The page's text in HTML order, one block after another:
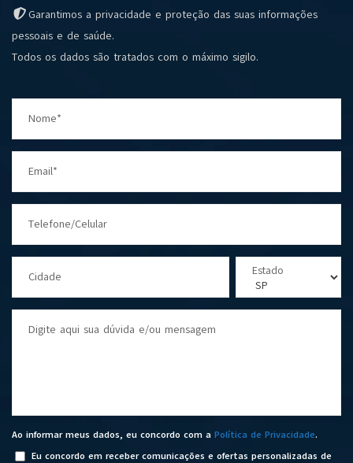
Garantimos a privacidade e proteção das suas informações
pessoais e de saúde.
Todos os dados são tratados com o máximo sigilo.
Nome*
Email*
Telefone/Celular
Cidade Estado
Digite aqui sua dúvida e/ou mensagem
Ao informar meus dados, eu concordo com a Política de Privacidade.
Eu concordo em receber comunicações e ofertas personalizadas de